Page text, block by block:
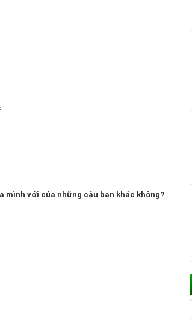
mình với của những cậu bạn khác không?